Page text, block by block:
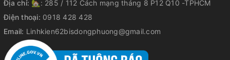
Địa chỉ: 🏡: 285 / 112 Cách mạng tháng 8 P12 Q10 -TPHCM
Điện thoại: 0918 428 428
Email: Linhkien62bisdongphuong@gmail.com